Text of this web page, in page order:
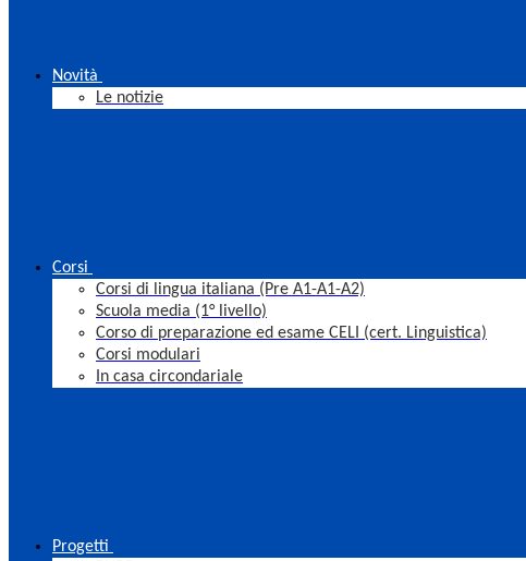
Novità
Le notizie
Corsi
Corsi di lingua italiana (Pre A1-A1-A2)
Scuola media (1° livello)
Corso di preparazione ed esame CELI (cert. Linguistica)
Corsi modulari
In casa circondariale
Progetti